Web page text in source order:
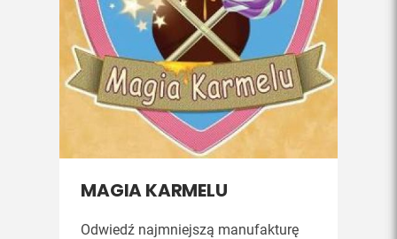
MAGIA KARMELU
Odwiedź najmniejszą manufakturę